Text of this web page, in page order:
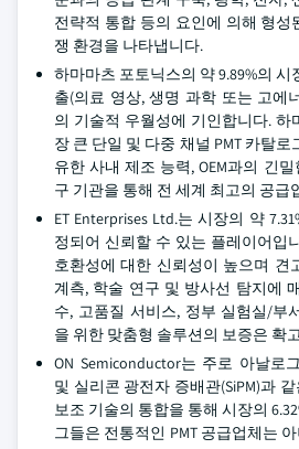
전략적 통합 등의 요인에 의해 형성
쟁 환경을 나타냅니다.
하마마츠 포토닉스의 약 9.89%의 시
출(의료 영상, 생명 과학 또는 고에
의 기술적 우월성에 기인합니다.
장 큰 단일 및 다중 채널 PMT 카탈
유한 사내 제조 능력, OEM과의 긴
구 기관을 통해 전 세계 최고의 공급
ET Enterprises Ltd.는 시장의 약
정되어 신뢰할 수 있는 플레이어입
호환성에 대한 신뢰성이 높으며 견
계측, 학술 연구 및 방사선 탐지에
수, 고품질 서비스, 정부 실험실/부
을 위한 맞춤형 솔루션의 보증은 확
ON Semiconductor는 주로 아날로
및 실리콘 광전자 증배관(SiPM)과
보조 기술의 통합을 통해 시장의
그들은 전통적인 PMT 공급업체는